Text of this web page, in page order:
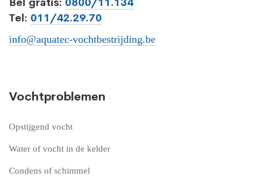
Tel: 011/42.29.70
info@aquatec-vochtbestrijding.be
Vochtproblemen
Opstijgend vocht
Water of vocht in de kelder
Condens of schimmel